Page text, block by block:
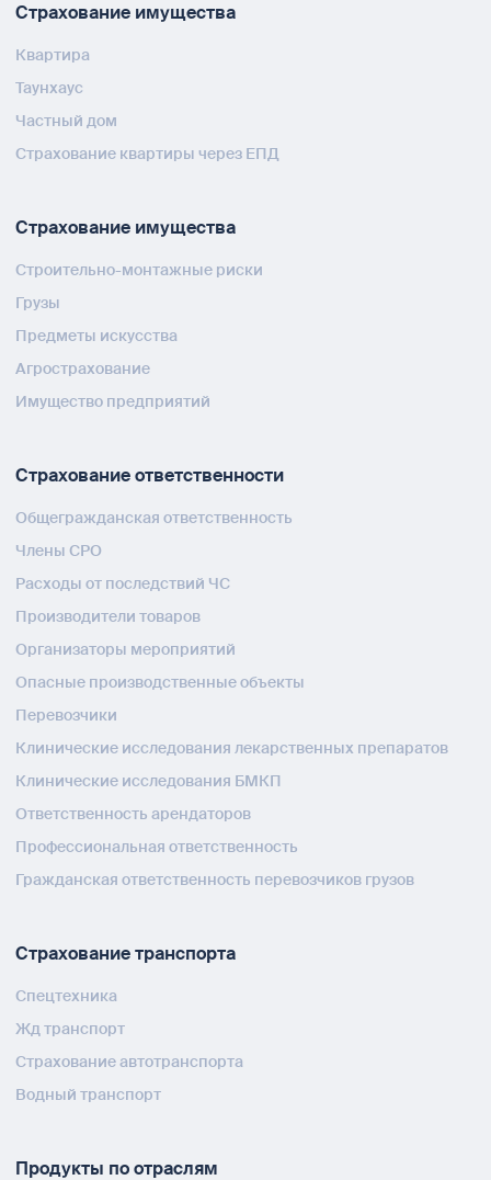
Страхование имущества
Квартира
Таунхаус
Частный дом
Страхование квартиры через ЕПД
Страхование имущества
Строительно-монтажные риски
Грузы
Предметы искусства
Агрострахование
Имущество предприятий
Страхование ответственности
Общегражданская ответственность
Члены СРО
Расходы от последствий ЧС
Производители товаров
Организаторы мероприятий
Опасные производственные объекты
Перевозчики
Клинические исследования лекарственных препаратов
Клинические исследования БМКП
Ответственность арендаторов
Профессиональная ответственность
Гражданская ответственность перевозчиков грузов
Страхование транспорта
Спецтехника
Жд транспорт
Страхование автотранспорта
Водный транспорт
Продукты по отраслям